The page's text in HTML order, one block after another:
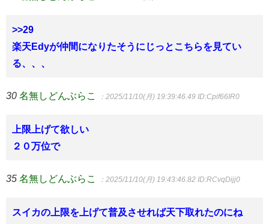
>>29
楽天Edyが仲間になりたそうにじっとこちらを見てい
る、、、
30 名無しどんぶらこ ：2025/11/10(月) 19:39:46.49 ID:Cpif66IR0
上限上げて欲しい
２０万位で
35 名無しどんぶらこ ：2025/11/10(月) 19:43:46.82 ID:RCvqDijj0
スイカの上限を上げて普及させれば天下取れたのにね